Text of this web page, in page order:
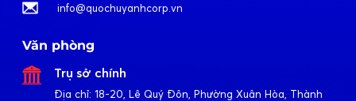
info@quochuyanhcorp.vn
Văn phòng
Trụ sở chính
Địa chỉ: 18-20, Lê Quý Đôn, Phường Xuân Hòa, Thành